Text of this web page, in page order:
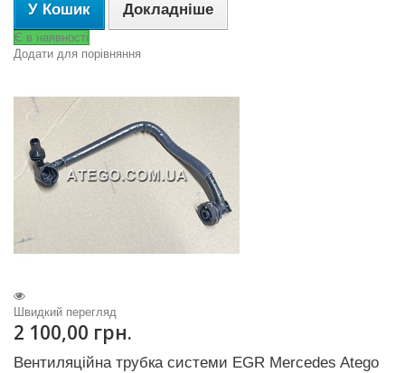
У Кошик Докладніше
Є в наявності
Додати для порівняння
Швидкий перегляд
2 100,00 грн.
Вентиляційна трубка системи EGR Mercedes Atego